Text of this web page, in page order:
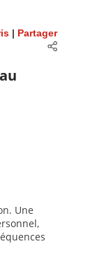
Partager
Une